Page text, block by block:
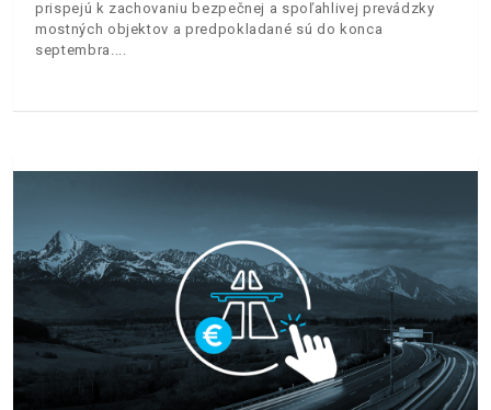
prispejú k zachovaniu bezpečnej a spoľahlivej prevádzky
mostných objektov a predpokladané sú do konca
septembra.